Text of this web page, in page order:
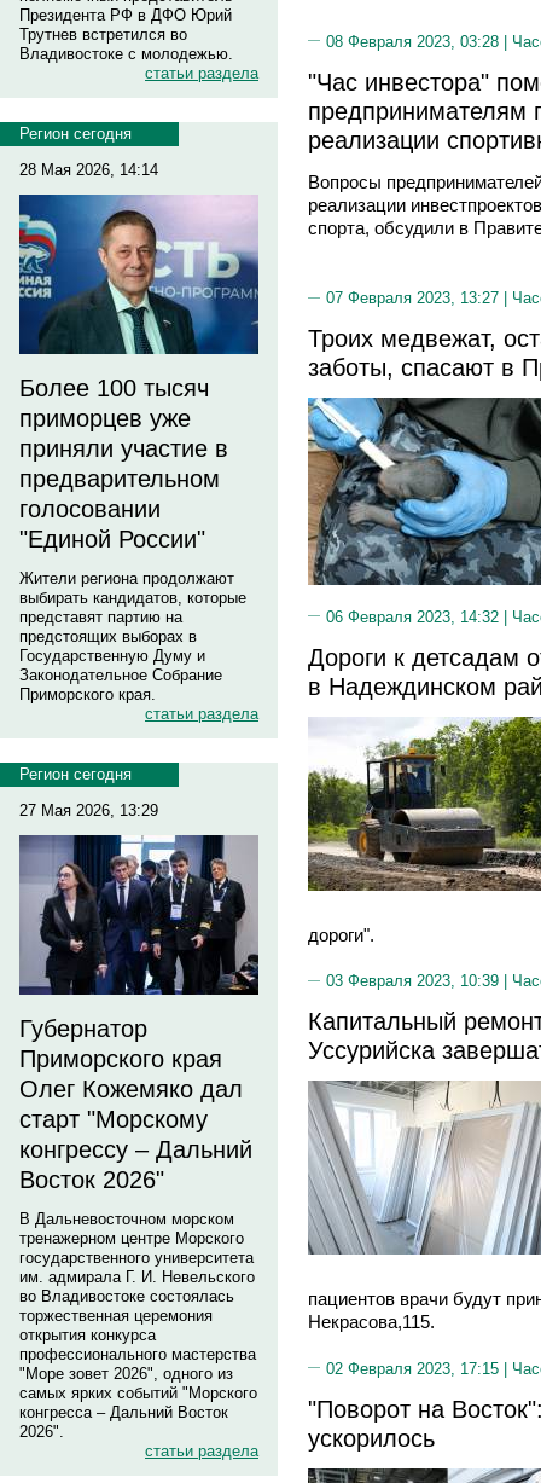
Президента РФ в ДФО Юрий
Трутнев встретился во
Владивостоке с молодежью.
статьи раздела
Регион сегодня
28 Мая 2026, 14:14
Более 100 тысяч
приморцев уже
приняли участие в
предварительном
голосовании
"Единой России"
Жители региона продолжают
выбирать кандидатов, которые
представят партию на
предстоящих выборах в
Государственную Думу и
Законодательное Собрание
Приморского края.
статьи раздела
Регион сегодня
27 Мая 2026, 13:29
Губернатор
Приморского края
Олег Кожемяко дал
старт "Морскому
конгрессу – Дальний
Восток 2026"
В Дальневосточном морском
тренажерном центре Морского
государственного университета
им. адмирала Г. И. Невельского
во Владивостоке состоялась
торжественная церемония
открытия конкурса
профессионального мастерства
"Море зовет 2026", одного из
самых ярких событий "Морского
конгресса – Дальний Восток
2026".
статьи раздела
08 Февраля 2023, 03:28 |
"Час инвестора"
предпринимателям
реализации
Вопросы
реализации
спорта, обсудили в
07 Февраля 2023, 13:27 |
Троих медвежат,
заботы, спасают в
06 Февраля 2023, 14:32 |
Дороги к детсадам
в Надеждинском
дороги".
03 Февраля 2023, 10:39 |
Капитальный
Уссурийска
пациентов врачи будут
Некрасова,115.
02 Февраля 2023, 17:15 |
"Поворот на
ускорилось